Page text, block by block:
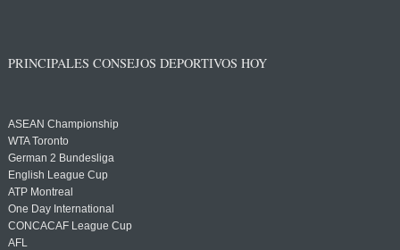
PRINCIPALES CONSEJOS DEPORTIVOS HOY
ASEAN Championship
WTA Toronto
German 2 Bundesliga
English League Cup
ATP Montreal
One Day International
CONCACAF League Cup
AFL